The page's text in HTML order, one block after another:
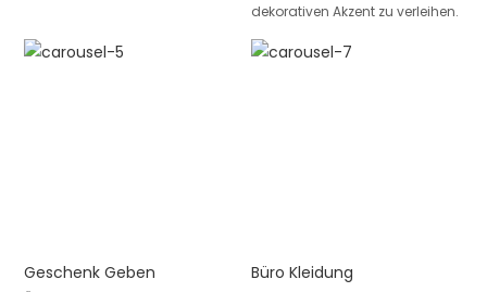
dekorativen Akzent zu verleihen.
Geschenk Geben Büro Kleidung